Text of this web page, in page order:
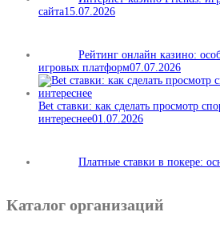
сайта15.07.2026
Рейтинг онлайн казино:
игровых платформ07.07.2026
Bet ставки: как сделать просмотр
интереснее01.07.2026
Платные ставки в покере:
Каталог организаций